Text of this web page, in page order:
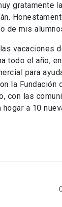
gratamente
de mis
vacaciones
todo el año,
para
la Fundación
con las
a 10